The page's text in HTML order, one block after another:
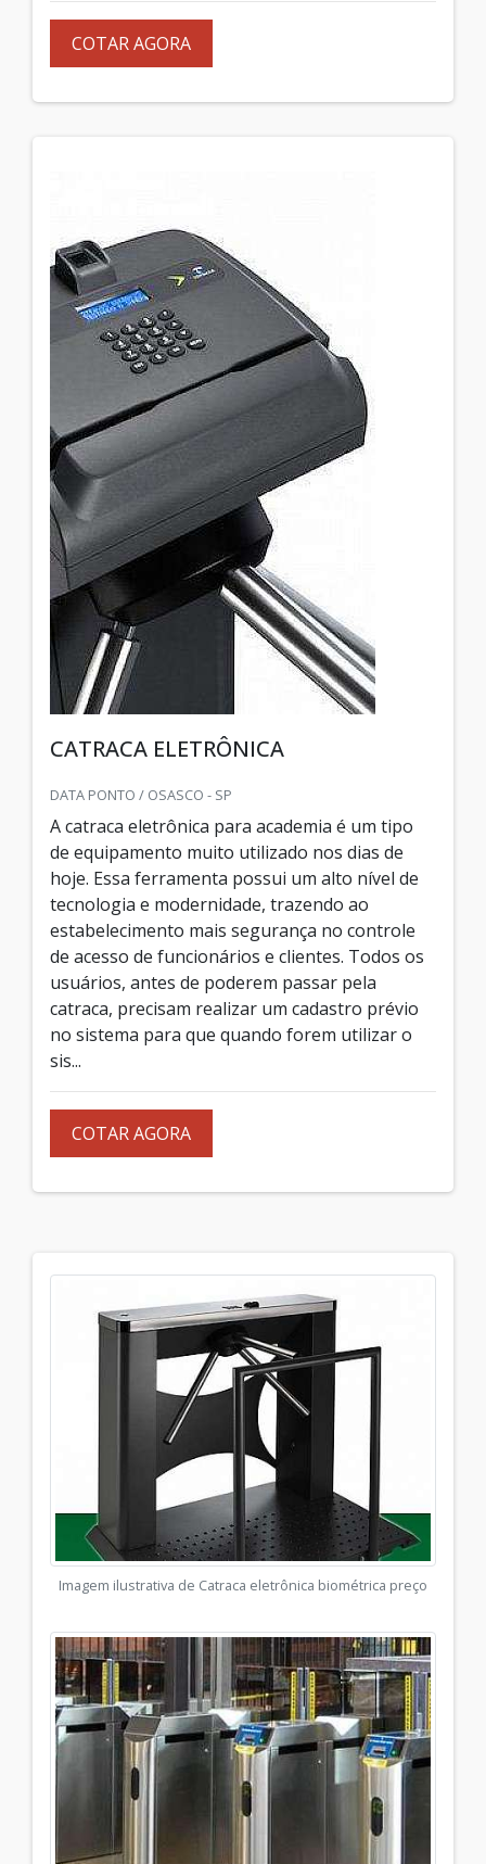
COTAR AGORA
CATRACA ELETRÔNICA
DATA PONTO / OSASCO - SP
A catraca eletrônica para academia é um tipo
de equipamento muito utilizado nos dias de
hoje. Essa ferramenta possui um alto nível de
tecnologia e modernidade, trazendo ao
estabelecimento mais segurança no controle
de acesso de funcionários e clientes. Todos os
usuários, antes de poderem passar pela
catraca, precisam realizar um cadastro prévio
no sistema para que quando forem utilizar o
sis...
COTAR AGORA
Imagem ilustrativa de Catraca eletrônica biométrica preço